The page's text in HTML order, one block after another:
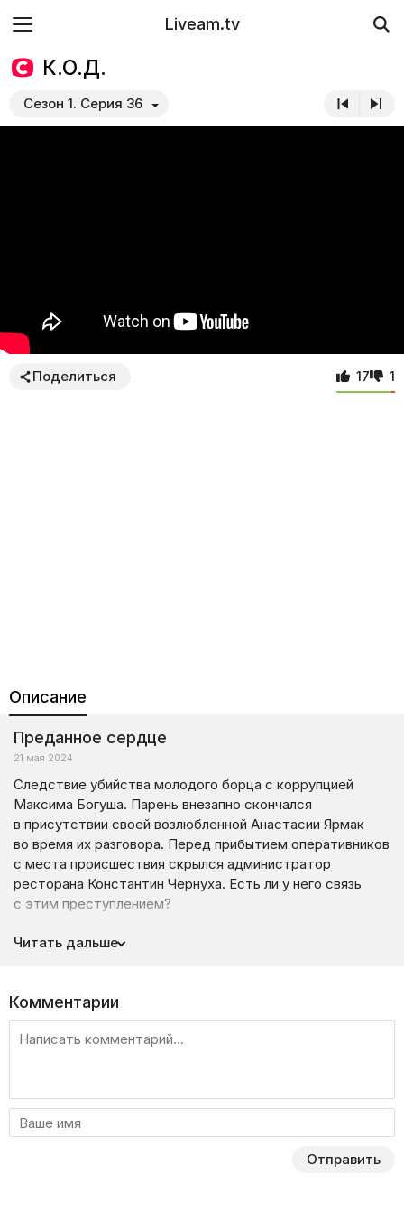
Liveam.tv
К.О.Д.
Сезон 1. Серия 36
Поделиться 17 1
Описание
Преданное сердце
21 мая 2024
Следствие убийства молодого борца с коррупцией
Максима Богуша. Парень внезапно скончался
в присутствии своей возлюбленной Анастасии Ярмак
во время их разговора. Перед прибытием оперативников
с места происшествия скрылся администратор
ресторана Константин Чернуха. Есть ли у него связь
с этим преступлением?
стереть записи с видеокамер ресторана. Он признался,
заведения, когда там находились Богуш и Ярмак. Затем
невеста Максима сообщила детективам, что ее давно
шантажировали. Могло ли убийство Богуша быть
совершено для того, чтобы запугать ее?
Читать дальше
Комментарии
Отправить